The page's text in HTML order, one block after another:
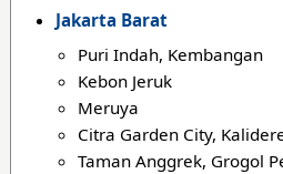
Jakarta Barat
Puri Indah, Kembangan
Kebon Jeruk
Meruya
Citra Garden City,
Taman Anggrek, Grogol